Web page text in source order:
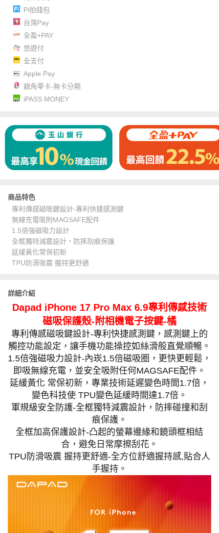
Pi拍錢包
台灣Pay
全盈+PAY
悠遊付
全支付
Apple Pay
銀角零卡-無卡分期
iPASS MONEY
商品特色
專利傳感磁吸鍵設計-專利快捷感測鍵
無線充電吸附MAGSAFE配件
1.5倍強磁吸力設計
全框獨特減震設計，防摔刮痕保護
延緩黃化常保初新
TPU防滑吸震 握持更舒適
詳細介紹
Dapad iPhone 17 Pro Max 6.9專利傳感技術
磁吸保護殼-附相機電子按鍵-橘
專利傳感磁吸鍵設計-專利快捷感測鍵，感測鍵上的
觸控功能設定，讓手機功能操控如絲滑般直覺順暢。
1.5倍強磁吸力設計-內崁1.5倍磁吸圈，更快更輕鬆，
即吸無線充電，並安全吸附任何MAGSAFE配件。
延緩黃化 常保初新，專業技術延遲變色時間1.7倍，
變色科技使 TPU變色延緩時間達1.7倍。
軍規級安全防護-全框獨特減震設計，防摔碰撞和刮
痕保護。
全框加高保護設計-凸起的螢幕邊緣和鏡頭框相結
合，避免日常摩擦刮花。
TPU防滑吸震 握持更舒適-全方位舒適握持感,貼合人
手握持。